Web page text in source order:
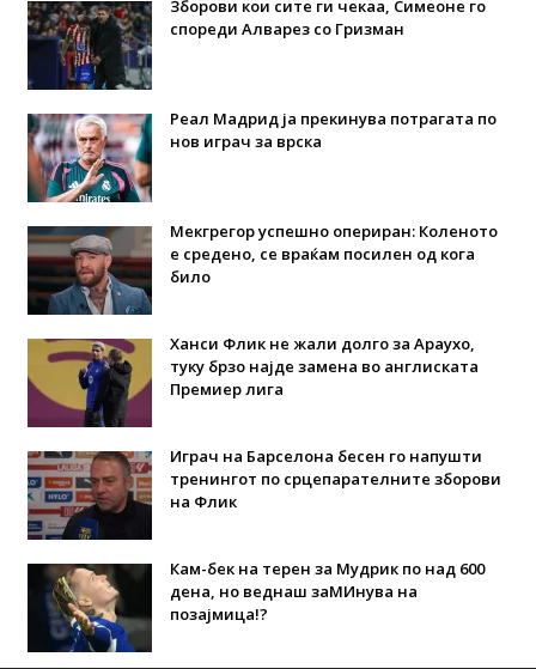
Зборови кои сите ги чекаа, Симеоне го
спореди Алварез со Гризман
Реал Мадрид ја прекинува потрагата по
нов играч за врска
Мекгрегор успешно опериран: Коленото
е средено, се враќам посилен од кога
било
Ханси Флик не жали долго за Араухо,
туку брзо најде замена во англиската
Премиер лига
Играч на Барселона бесен го напушти
тренингот по срцепарателните зборови
на Флик
Кам-бек на терен за Мудрик по над 600
дена, но веднаш заМИнува на
позајмица!?